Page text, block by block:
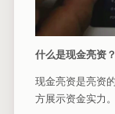
什么是现金亮资？
现金亮资是亮资
方展示资金实力。